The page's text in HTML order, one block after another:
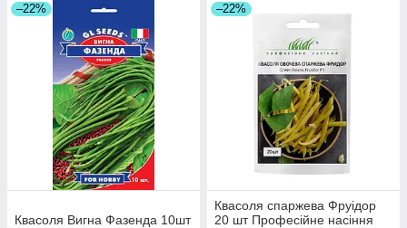
–22%
Квасоля Вигна Фазенда 10шт
–22%
Квасоля спаржева Фруідор
20 шт Професійне насіння